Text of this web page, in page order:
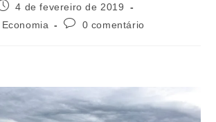
4 de fevereiro de 2019
Economia 0 comentário